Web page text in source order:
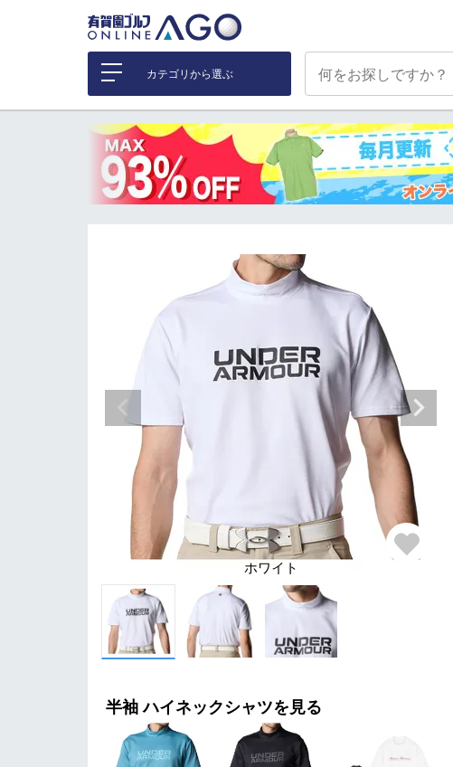
カテゴリから選ぶ
ホワイト
半袖 ハイネックシャツを見る